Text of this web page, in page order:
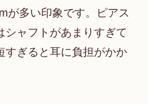
が多い印象です。ピアス
シャフトがあまりすぎて
すぎると耳に負担がかか